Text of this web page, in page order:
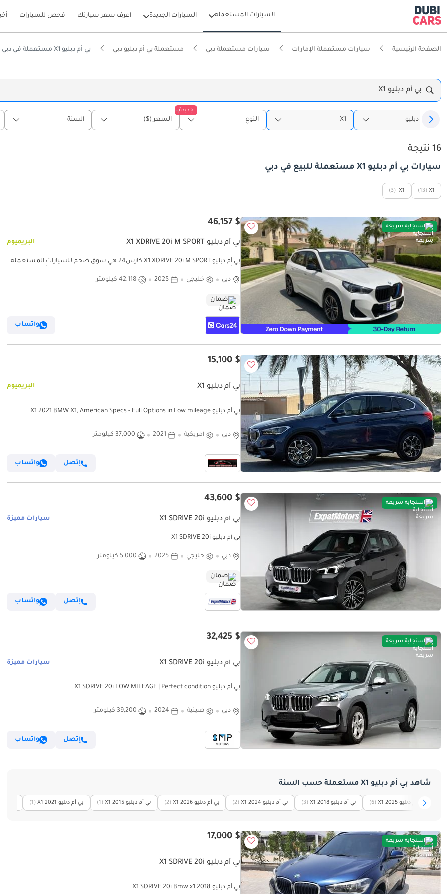
السيارات المستعملة السيارات الجديدة اعرف سعر سيارتك فحص للسيارات
الصفحة الرئيسية سيارات مستعملة الإمارات سيارات مستعملة دبي مستعملة بي أم دبليو دبي بي أم دبليو X1 مستعملة في دبي
بي أم دبليو X1
بي أم دبليو X1
جديدة
النوع السعر ($) السنة
16 نتيجة
سيارات بي أم دبليو X1 مستعملة للبيع في دبي
X1
(13)
iX1
(3)
استجابة سريعة $ 46,157
بي أم دبليو X1 XDRIVE 20i M SPORT البريميوم
بي أم دبليو X1 XDRIVE 20i M SPORT كارس24 هي سوق ضخم للسيارات المستعملة
دبي
خليجي 2025 42,118 كيلومتر
ضمان
واتساب
$ 15,100
بي أم دبليو X1 البريميوم
بي أم دبليو X1 2021 BMW X1, American Specs - Full Options in Low mileage
دبي أمريكية 2021 37,000 كيلومتر
إتصل واتساب
استجابة سريعة $ 43,600
بي أم دبليو X1 SDRIVE 20i سيارات مميزة
بي أم دبليو X1 SDRIVE 20i
دبي خليجي 2025 5,000 كيلومتر
ضمان
إتصل واتساب
استجابة سريعة $ 32,425
بي أم دبليو X1 SDRIVE 20i سيارات مميزة
بي أم دبليو X1 SDRIVE 20i LOW MILEAGE | Perfect condition
دبي صينية 2024 39,200 كيلومتر
إتصل واتساب
شاهد بي أم دبليو X1 مستعملة حسب السنة
بي أم دبليو X1 2025 (6) بي أم دبليو X1 2018 (3) بي أم دبليو X1 2024 (2) بي أم دبليو X1 2026 (2) بي أم دبليو X1 2015 (1) بي أم دبليو X1 2021 (1)
استجابة سريعة $ 17,000
بي أم دبليو X1 SDRIVE 20i
بي أم دبليو X1 SDRIVE 20i Bmw x1 2018